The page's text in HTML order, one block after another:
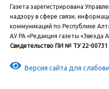
Газета зарегистрирована
надзору в сфере связи,
коммуникаций по Республике
АУ РА «Редакция газеты «Звезда
Свидетельство ПИ № ТУ 22-00731
Версия сайта для